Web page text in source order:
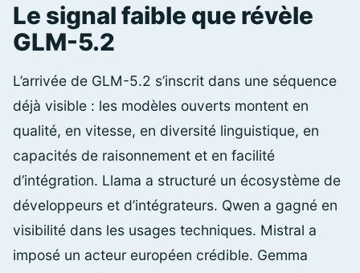
Le signal faible que révèle
GLM-5.2
L’arrivée de GLM-5.2 s’inscrit dans une séquence
déjà visible : les modèles ouverts montent en
qualité, en vitesse, en diversité linguistique, en
capacités de raisonnement et en facilité
d’intégration. Llama a structuré un écosystème de
développeurs et d’intégrateurs. Qwen a gagné en
visibilité dans les usages techniques. Mistral a
imposé un acteur européen crédible. Gemma